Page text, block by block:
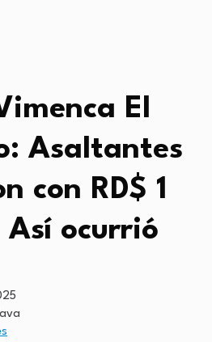
El
Asaltantes
con RD$ 1
ocurrió